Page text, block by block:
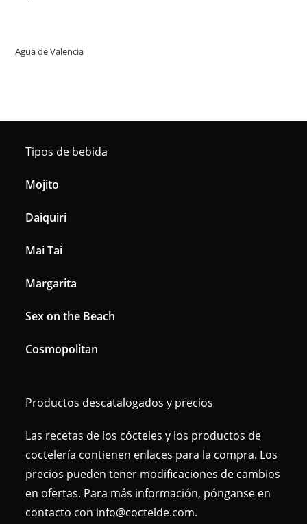
Agua de Valencia
Tipos de bebida
Mojito
Daiquiri
Mai Tai
Margarita
Sex on the Beach
Cosmopolitan
Productos descatalogados y precios
Las recetas de los cócteles y los productos de
coctelería contienen enlaces para la compra. Los
precios pueden tener modificaciones de cambios
en ofertas. Para más información, pónganse en
contacto con info@coctelde.com.